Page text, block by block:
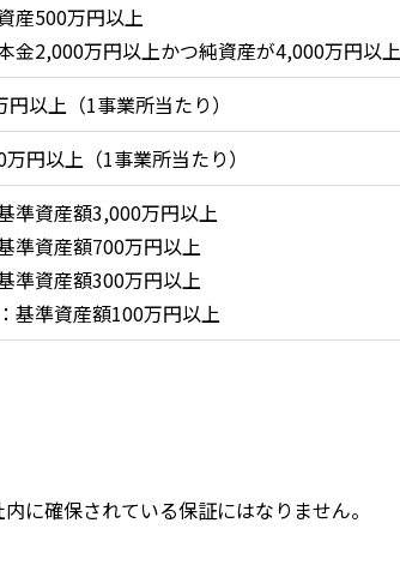
産500万円以上
金2,000万円以上かつ純資産が4,000万円以上
円以上（1事業所当たり）
万円以上（1事業所当たり）
準資産額3,000万円以上
準資産額700万円以上
準資産額300万円以上
基準資産額100万円以上
に確保されている保証にはなりません。